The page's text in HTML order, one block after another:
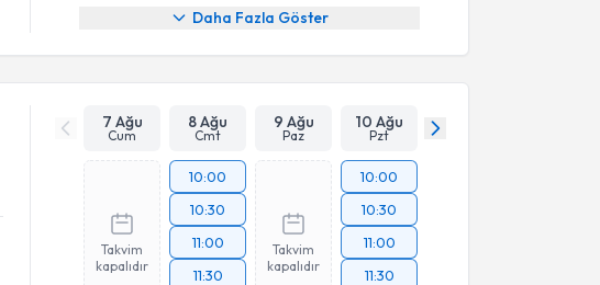
Daha Fazla Göster
7 Ağu
Cum
8 Ağu
Cmt
9 Ağu
Paz
10 Ağu
Pzt
Takvim
kapalıdır
10:00
10:30
11:00
11:30
Takvim
kapalıdır
10:00
10:30
11:00
11:30